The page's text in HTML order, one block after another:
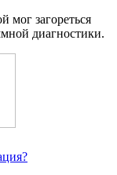
мог загореться
диагностики.